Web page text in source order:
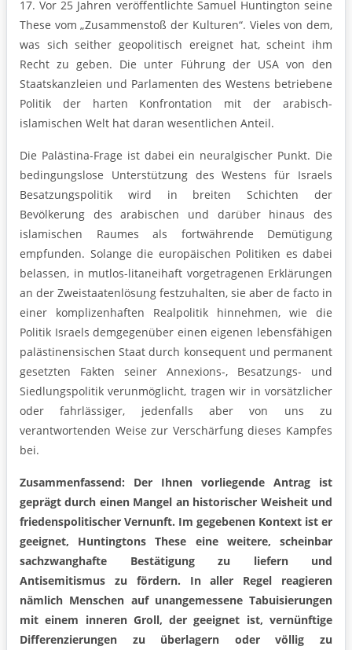
17. Vor 25 Jahren veröffentlichte Samuel Huntington seine
These vom „Zusammenstoß der Kulturen“. Vieles von dem,
was sich seither geopolitisch ereignet hat, scheint ihm
Recht zu geben. Die unter Führung der USA von den
Staatskanzleien und Parlamenten des Westens betriebene
Politik der harten Konfrontation mit der arabisch-
islamischen Welt hat daran wesentlichen Anteil.
Die Palästina-Frage ist dabei ein neuralgischer Punkt. Die
bedingungslose Unterstützung des Westens für Israels
Besatzungspolitik wird in breiten Schichten der
Bevölkerung des arabischen und darüber hinaus des
islamischen Raumes als fortwährende Demütigung
empfunden. Solange die europäischen Politiken es dabei
belassen, in mutlos-litaneihaft vorgetragenen Erklärungen
an der Zweistaatenlösung festzuhalten, sie aber de facto in
einer komplizenhaften Realpolitik hinnehmen, wie die
Politik Israels demgegenüber einen eigenen lebensfähigen
palästinensischen Staat durch konsequent und permanent
gesetzten Fakten seiner Annexions-, Besatzungs- und
Siedlungspolitik verunmöglicht, tragen wir in vorsätzlicher
oder fahrlässiger, jedenfalls aber von uns zu
verantwortenden Weise zur Verschärfung dieses Kampfes
bei.
Zusammenfassend: Der Ihnen vorliegende Antrag ist
geprägt durch einen Mangel an historischer Weisheit und
friedenspolitischer Vernunft. Im gegebenen Kontext ist er
geeignet, Huntingtons These eine weitere, scheinbar
sachzwanghafte Bestätigung zu liefern und
Antisemitismus zu fördern. In aller Regel reagieren
nämlich Menschen auf unangemessene Tabuisierungen
mit einem inneren Groll, der geeignet ist, vernünftige
Differenzierungen zu überlagern oder völlig zu